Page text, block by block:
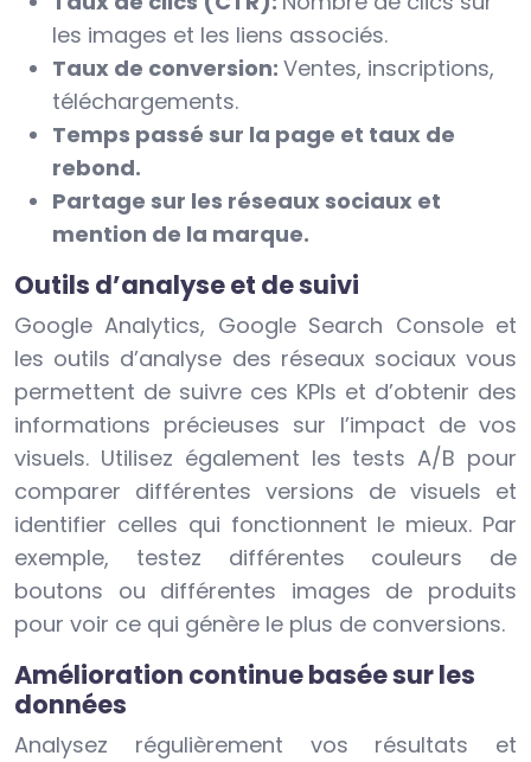
les images et les liens associés.
Taux de conversion: Ventes, inscriptions,
téléchargements.
Temps passé sur la page et taux de
rebond.
Partage sur les réseaux sociaux et
mention de la marque.
Outils d’analyse et de suivi
Google Analytics, Google Search Console et
les outils d’analyse des réseaux sociaux vous
permettent de suivre ces KPIs et d’obtenir des
informations précieuses sur l’impact de vos
visuels. Utilisez également les tests A/B pour
comparer différentes versions de visuels et
identifier celles qui fonctionnent le mieux. Par
exemple, testez différentes couleurs de
boutons ou différentes images de produits
pour voir ce qui génère le plus de conversions.
Amélioration continue basée sur les
données
Analysez régulièrement vos résultats et